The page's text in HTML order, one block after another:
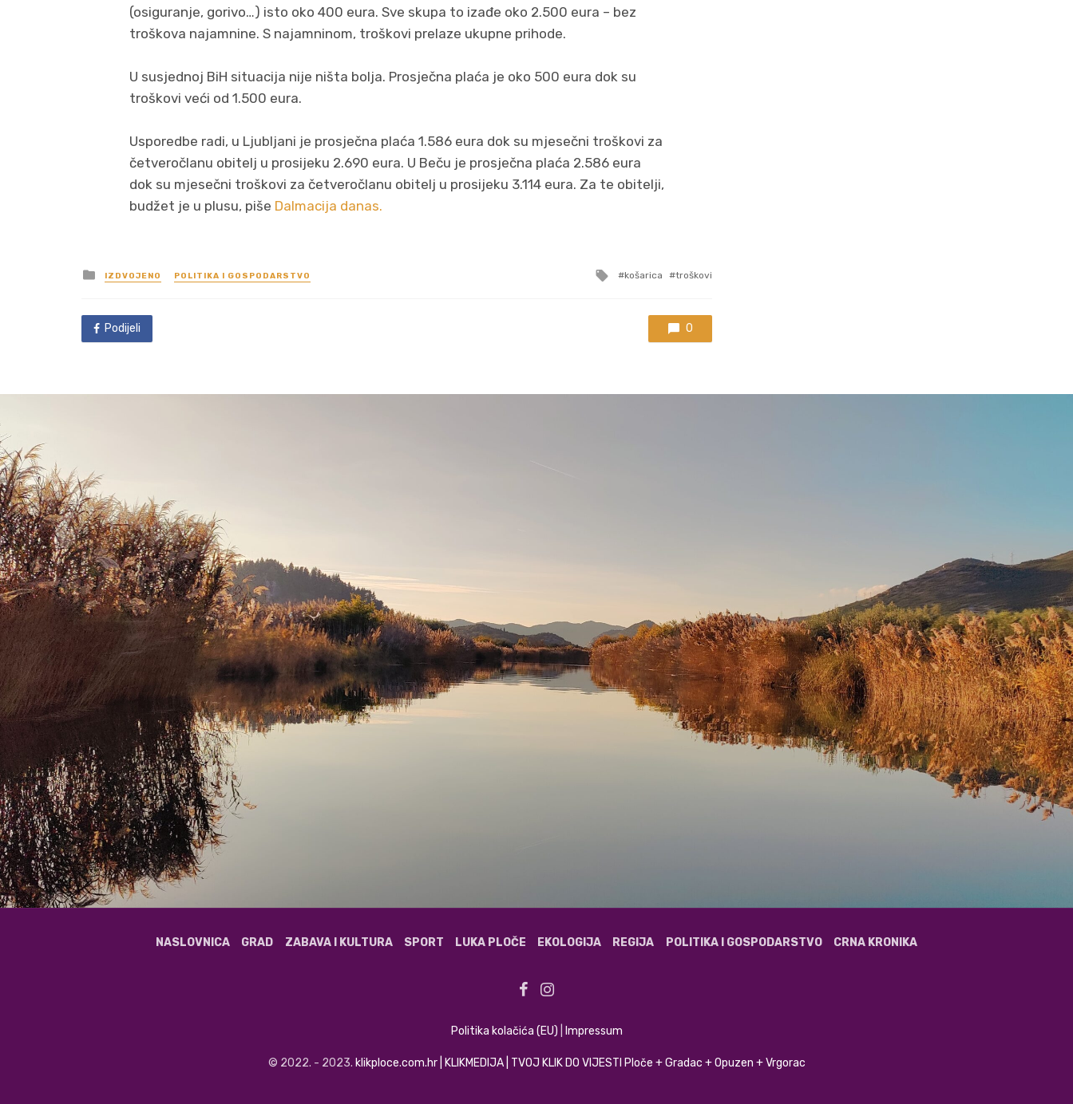
(osiguranje, gorivo…) isto oko 400 eura. Sve skupa to izađe oko 2.500 eura – bez
troškova najamnine. S najamninom, troškovi prelaze ukupne prihode.
U susjednoj BiH situacija nije ništa bolja. Prosječna plaća je oko 500 eura dok su
troškovi veći od 1.500 eura.
Usporedbe radi, u Ljubljani je prosječna plaća 1.586 eura dok su mjesečni troškovi za
četveročlanu obitelj u prosijeku 2.690 eura. U Beču je prosječna plaća 2.586 eura
dok su mjesečni troškovi za četveročlanu obitelj u prosijeku 3.114 eura. Za te obitelji,
budžet je u plusu, piše Dalmacija danas.
Posted
in
IZDVOJENO POLITIKA I GOSPODARSTVO
Tagged
košarica troškovi
Podijeli 0
NASLOVNICA GRAD ZABAVA I KULTURA SPORT LUKA PLOČE EKOLOGIJA REGIJA POLITIKA I GOSPODARSTVO CRNA KRONIKA
Politika kolačića (EU) Impressum
© 2022. - 2023. klikploce.com.hr | KLIKMEDIJA | TVOJ KLIK DO VIJESTI Ploče + Gradac + Opuzen + Vrgorac